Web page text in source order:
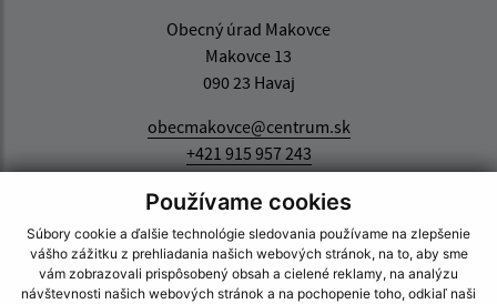
Používame cookies
Súbory cookie a ďalšie technológie sledovania používame na zlepšenie
vášho zážitku z prehliadania našich webových stránok, na to, aby sme
vám zobrazovali prispôsobený obsah a cielené reklamy, na analýzu
návštevnosti našich webových stránok a na pochopenie toho, odkiaľ naši
Obecný úrad Makovce
Makovce 13
090 23 Havaj
obecmakovce@centrum.sk
+421 915 957 243
IČO: 00330698